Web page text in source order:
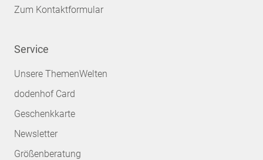
Zum Kontaktformular
Service
Unsere ThemenWelten
dodenhof Card
Geschenkkarte
Newsletter
Größenberatung